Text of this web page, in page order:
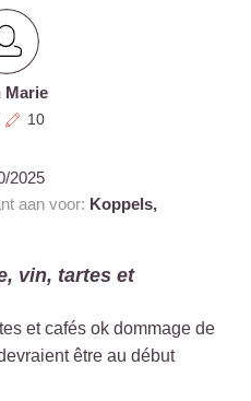
Marie
10
2025
aan voor: Koppels,
vin, tartes et
et cafés ok dommage de
être au début